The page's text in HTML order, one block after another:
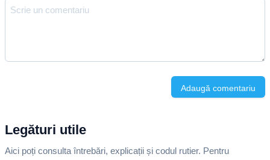
Adaugă comentariu
Legături utile
Aici poți consulta întrebări, explicații și codul rutier. Pentru